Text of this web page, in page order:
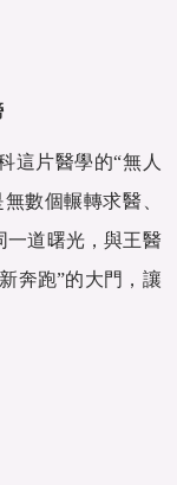
這片醫學的“無人
數個輾轉求醫、
一道曙光，與王醫
奔跑”的大門，讓